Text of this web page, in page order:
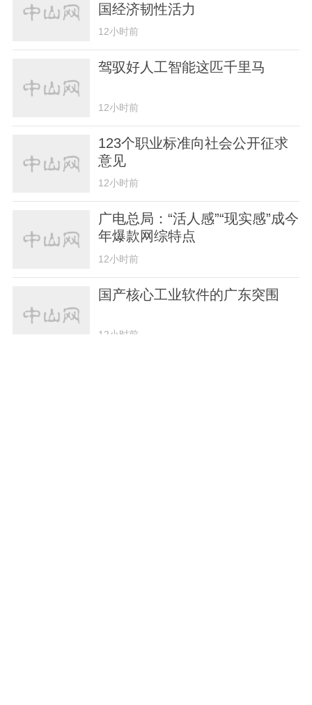
国经济韧性活力
12小时前
驾驭好人工智能这匹千里马
12小时前
123个职业标准向社会公开征求
意见
12小时前
广电总局：“活人感”“现实感”成今
年爆款网综特点
12小时前
国产核心工业软件的广东突围
12小时前